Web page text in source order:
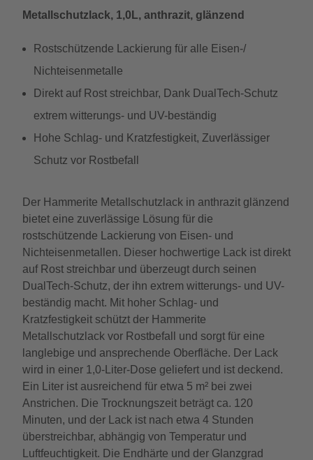
Metallschutzlack, 1,0L, anthrazit, glänzend
Rostschützende Lackierung für alle Eisen-/
Nichteisenmetalle
Direkt auf Rost streichbar, Dank DualTech-Schutz
extrem witterungs- und UV-beständig
Hohe Schlag- und Kratzfestigkeit, Zuverlässiger
Schutz vor Rostbefall
Der Hammerite Metallschutzlack in anthrazit glänzend
bietet eine zuverlässige Lösung für die
rostschützende Lackierung von Eisen- und
Nichteisenmetallen. Dieser hochwertige Lack ist direkt
auf Rost streichbar und überzeugt durch seinen
DualTech-Schutz, der ihn extrem witterungs- und UV-
beständig macht. Mit hoher Schlag- und
Kratzfestigkeit schützt der Hammerite
Metallschutzlack vor Rostbefall und sorgt für eine
langlebige und ansprechende Oberfläche. Der Lack
wird in einer 1,0-Liter-Dose geliefert und ist deckend.
Ein Liter ist ausreichend für etwa 5 m² bei zwei
Anstrichen. Die Trocknungszeit beträgt ca. 120
Minuten, und der Lack ist nach etwa 4 Stunden
überstreichbar, abhängig von Temperatur und
Luftfeuchtigkeit. Die Endhärte und der Glanzgrad